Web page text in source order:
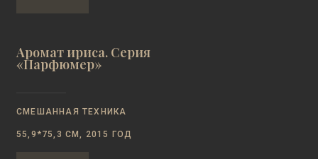
Аромат ириса. Серия
«Парфюмер»
СМЕШАННАЯ ТЕХНИКА
55,9*75,3 СМ, 2015 ГОД